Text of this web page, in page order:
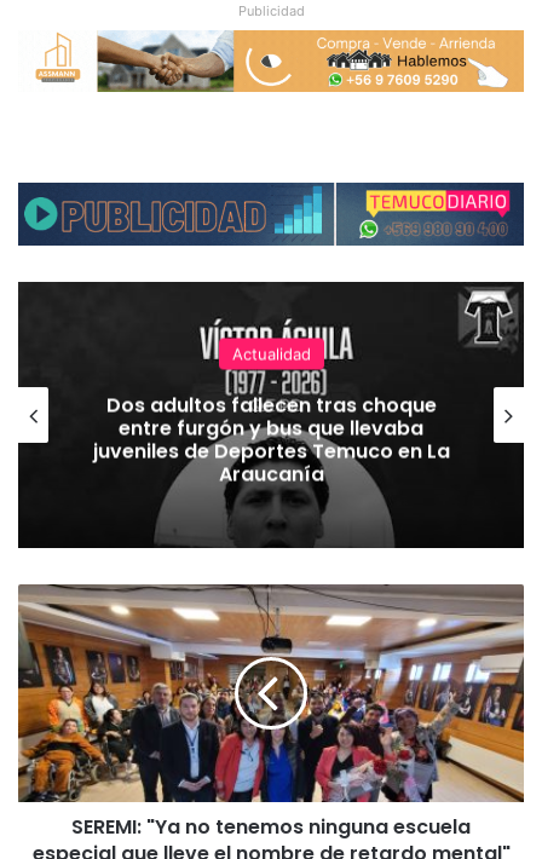
Publicidad
Actualidad
Dos adultos fallecen tras choque
entre furgón y bus que llevaba
juveniles de Deportes Temuco en La
Araucanía
S
E
R
E
M
I
:
"
Y
SEREMI: "Ya no tenemos ninguna escuela
especial que lleve el nombre de retardo mental"